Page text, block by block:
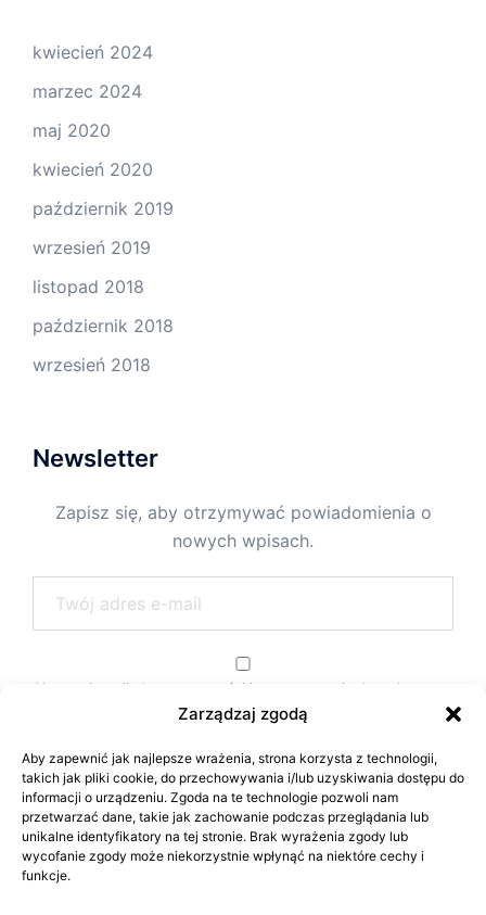
Zarządzaj zgodą
Aby zapewnić jak najlepsze wrażenia, strona korzysta z technologii,
takich jak pliki cookie, do przechowywania i/lub uzyskiwania dostępu do
informacji o urządzeniu. Zgoda na te technologie pozwoli nam
przetwarzać dane, takie jak zachowanie podczas przeglądania lub
unikalne identyfikatory na tej stronie. Brak wyrażenia zgody lub
wycofanie zgody może niekorzystnie wpłynąć na niektóre cechy i
funkcje.
kwiecień 2024
marzec 2024
maj 2020
kwiecień 2020
październik 2019
wrzesień 2019
listopad 2018
październik 2018
wrzesień 2018
Newsletter
Zapisz się, aby otrzymywać powiadomienia o
nowych wpisach.
Akceptuję politykę prywatności i przetwarzania danych.